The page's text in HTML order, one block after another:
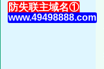
防失联主域名①
www.49498888.com